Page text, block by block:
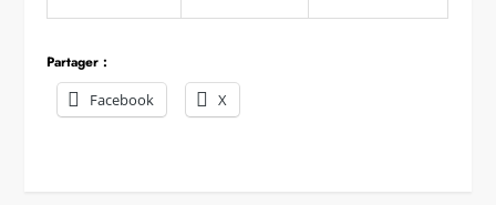
Partager :
Facebook
X